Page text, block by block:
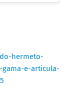
hermeto-
e-articula-